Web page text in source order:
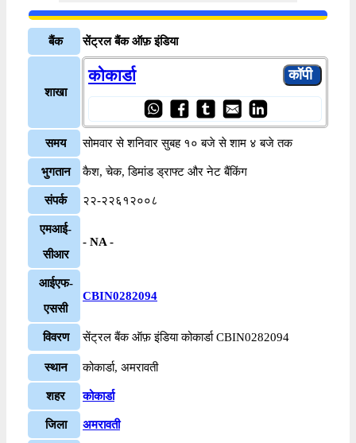
बैंक सेंट्रल बैंक ऑफ़ इंडिया
शाखा
कोकार्डा
समय सोमवार से शनिवार सुबह १० बजे से शाम ४ बजे तक
भुगतान कैश, चेक, डिमांड ड्राफ्ट और नेट बैंकिंग
संपर्क २२-२२६१२००८
एमआई-
सीआर
- NA -
आईएफ-
एससी
CBIN0282094
विवरण सेंट्रल बैंक ऑफ़ इंडिया कोकार्डा CBIN0282094
स्थान कोकार्डा, अमरावती
शहर कोकार्डा
जिला अमरावती